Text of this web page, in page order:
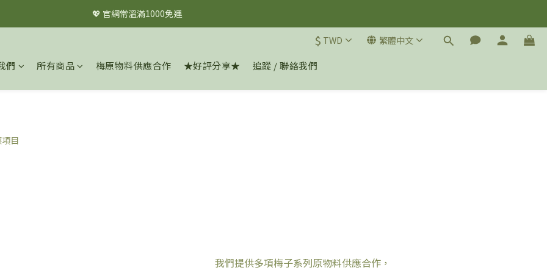
💖 官網常溫滿1000免運
💖 官網常溫滿1000免運
💖 官網常溫滿1000免運
$ TWD 繁體中文
們 所有商品 梅原物料供應合作 ★好評分享★ 追蹤 / 聯絡我們
我們提供多項梅子系列原物料供應合作，